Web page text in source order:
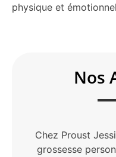
physique et
Nos
Chez Proust
grossesse